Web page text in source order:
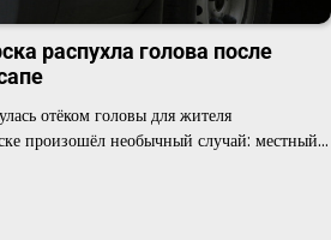
распухла голова после
отёком головы для жителя
произошёл необычный случай: местный…